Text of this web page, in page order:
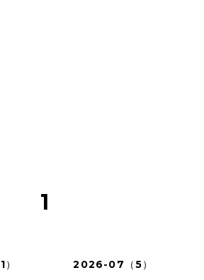
1
2026-07（5）